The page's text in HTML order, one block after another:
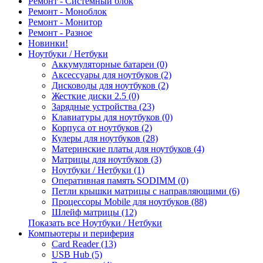
Ремонт - Моноблок
Ремонт - Монитор
Ремонт - Разное
Новинки!
Ноутбуки / Нетбуки
Аккумуляторные батареи (0)
Аксессуары для ноутбуков (2)
Дисководы для ноутбуков (2)
Жесткие диски 2.5 (0)
Зарядные устройства (23)
Клавиатуры для ноутбуков (0)
Корпуса от ноутбуков (2)
Кулеры для ноутбуков (28)
Материнские платы для ноутбуков (4)
Матрицы для ноутбуков (3)
Ноутбуки / Нетбуки (1)
Оперативная память SODIMM (0)
Петли крышки матрицы с направляющими (6)
Процессоры Mobile для ноутбуков (88)
Шлейф матрицы (12)
Показать все Ноутбуки / Нетбуки
Компьютеры и периферия
Card Reader (13)
USB Hub (5)